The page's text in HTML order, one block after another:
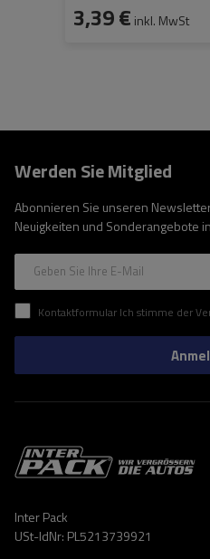
3,39 € inkl. MwSt
Werden Sie Mitglied
Abonnieren Sie unseren
Neuigkeiten und Sonderangebote
Geben Sie Ihre E-Mail
Kontaktformular Ich stimme der Verarbeitung meiner im Kontaktformular enthaltenen
Inter Pack
USt-IdNr: PL5213739921